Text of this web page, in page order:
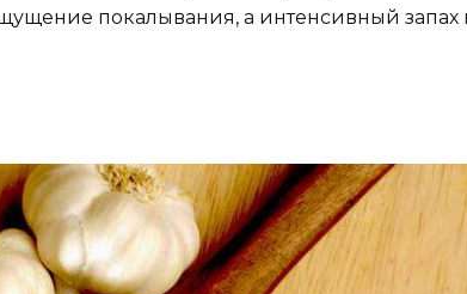
покалывания, а интенсивный запах